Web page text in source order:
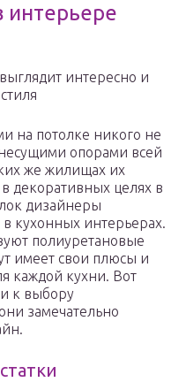
интерьере
интересно и
на потолке никого не
опорами всей
же жилищах их
декоративных целях в
дизайнеры
кухонных интерьерах.
полиуретановые
имеет свои плюсы и
каждой кухни. Вот
к выбору
замечательно